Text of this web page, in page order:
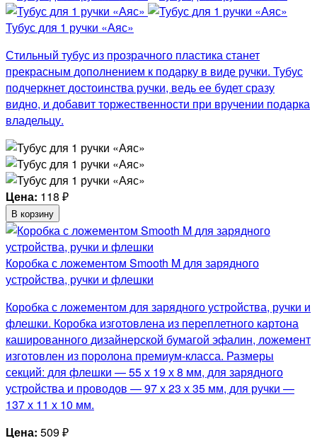
Тубус для 1 ручки «Аяс»
Стильный тубус из прозрачного пластика станет
прекрасным дополнением к подарку в виде ручки. Тубус
подчеркнет достоинства ручки, ведь ее будет сразу
видно, и добавит торжественности при вручении подарка
владельцу.
Цена: 118 ₽
В корзину
Коробка с ложементом Smooth M для зарядного
устройства, ручки и флешки
Коробка с ложементом для зарядного устройства, ручки и
флешки. Коробка изготовлена из переплетного картона
кашированного дизайнерской бумагой эфалин, ложемент
изготовлен из поролона премиум-класса. Размеры
секций: для флешки — 55 х 19 х 8 мм, для зарядного
устройства и проводов — 97 х 23 х 35 мм, для ручки —
137 х 11 х 10 мм.
Цена: 509₽